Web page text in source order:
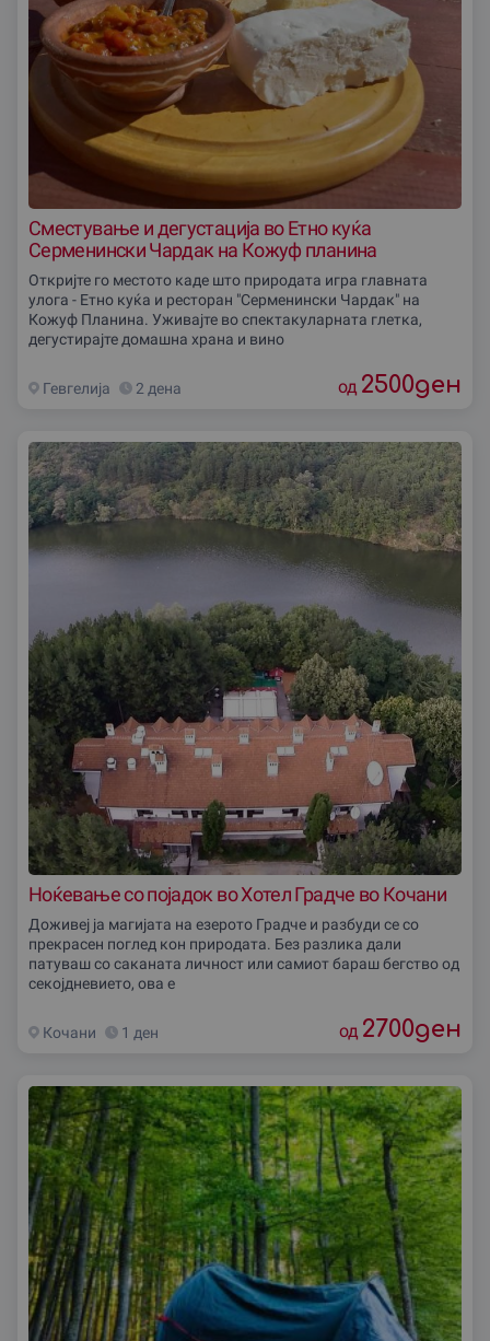
Сместување и дегустација во Етно куќа
Серменински Чардак на Кожуф планина
Откријте го местото каде што природата игра главната
улога - Етно куќа и ресторан "Серменински Чардак" на
Кожуф Планина. Уживајте во спектакуларната глетка,
дегустирајте домашна храна и вино
Гевгелиjа 2 дена од 2500ден
Ноќевање со појадок во Хотел Градче во Кочани
Доживеј ја магијата на езерото Градче и разбуди се со
прекрасен поглед кон природата. Без разлика дали
патуваш со саканата личност или самиот бараш бегство од
секојдневието, ова е
Кочани 1 ден од 2700ден